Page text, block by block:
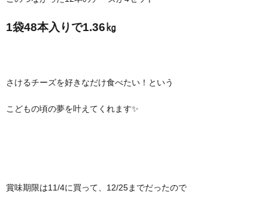
1袋48本入りで1.36㎏
さけるチーズを好きなだけ食べたい！という
こどもの頃の夢を叶えてくれます✨
賞味期限は11/4に買って、12/25までだったので